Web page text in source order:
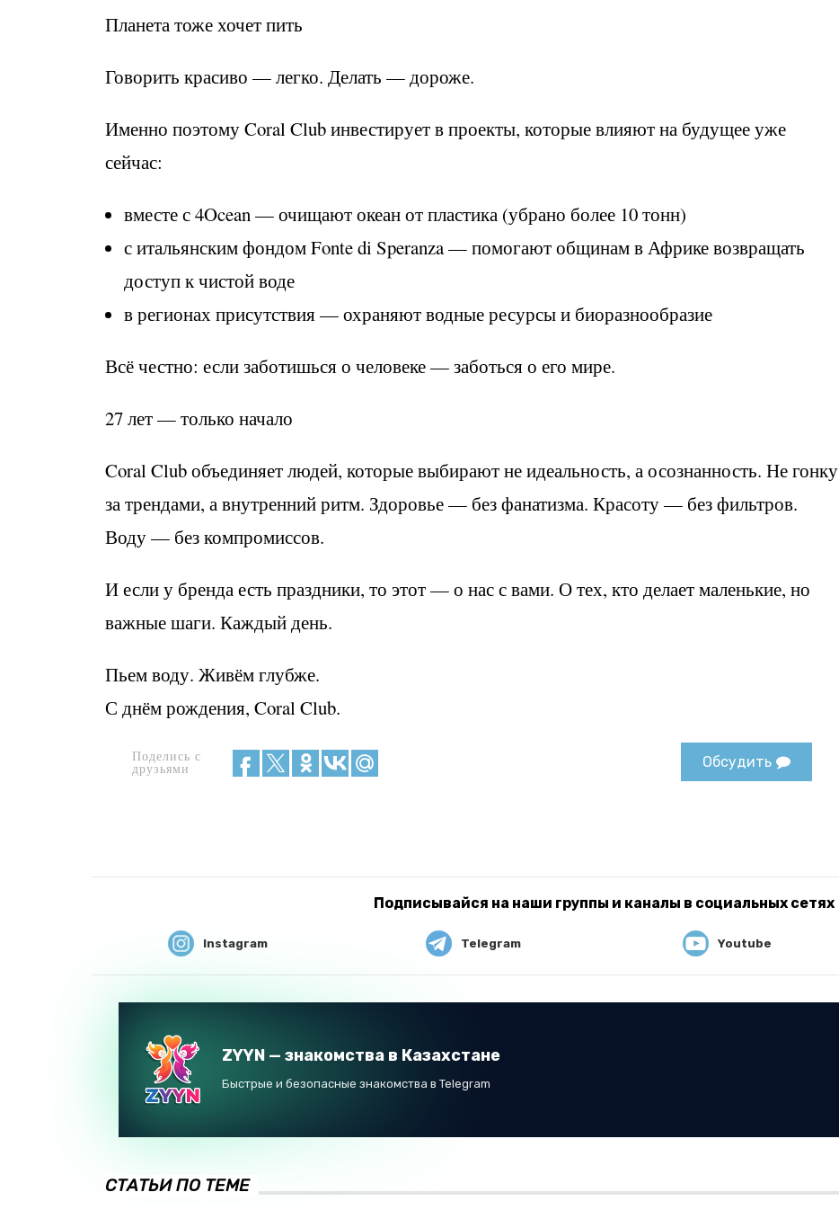
Планета тоже хочет пить
Говорить красиво — легко. Делать — дороже.
Именно поэтому Coral Club инвестирует в проекты, которые влияют на будущее уже
сейчас:
вместе с 4Ocean — очищают океан от пластика (убрано более 10 тонн)
с итальянским фондом Fonte di Speranza — помогают общинам в Африке возвращать
доступ к чистой воде
в регионах присутствия — охраняют водные ресурсы и биоразнообразие
Всё честно: если заботишься о человеке — заботься о его мире.
27 лет — только начало
Coral Club объединяет людей, которые выбирают не идеальность, а осознанность. Не гонку
за трендами, а внутренний ритм. Здоровье — без фанатизма. Красоту — без фильтров.
Воду — без компромиссов.
И если у бренда есть праздники, то этот — о нас с вами. О тех, кто делает маленькие, но
важные шаги. Каждый день.
Пьем воду. Живём глубже.
С днём рождения, Coral Club.
Поделись с
друзьями
Обсудить
Подписывайся на наши группы и каналы в социальных сетях
Instagram Telegram Youtube
ZYYN — знакомства в Казахстане
Быстрые и безопасные знакомства в Telegram
СТАТЬИ ПО ТЕМЕ